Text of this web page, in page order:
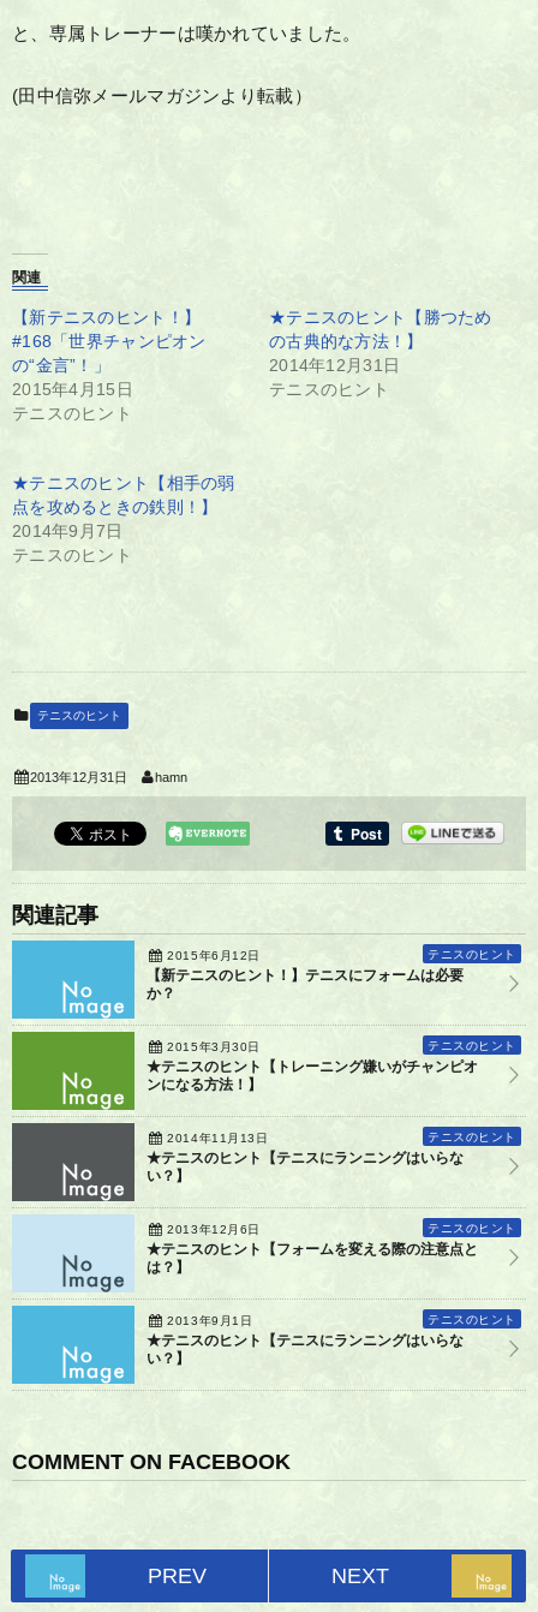
と、専属トレーナーは嘆かれていました。
(田中信弥メールマガジンより転載）
関連
【新テニスのヒント！】
#168「世界チャンピオン
の“金言”！」
2015年4月15日
テニスのヒント
★テニスのヒント【勝つため
の古典的な方法！】
2014年12月31日
テニスのヒント
★テニスのヒント【相手の弱
点を攻めるときの鉄則！】
2014年9月7日
テニスのヒント
テニスのヒント
2013年12月31日 hamn
関連記事
2015年6月12日 テニスのヒント
【新テニスのヒント！】テニスにフォームは必要
か？
2015年3月30日 テニスのヒント
★テニスのヒント【トレーニング嫌いがチャンピオ
ンになる方法！】
2014年11月13日 テニスのヒント
★テニスのヒント【テニスにランニングはいらな
い？】
2013年12月6日 テニスのヒント
★テニスのヒント【フォームを変える際の注意点と
は？】
2013年9月1日 テニスのヒント
★テニスのヒント【テニスにランニングはいらな
い？】
COMMENT ON FACEBOOK
PREV NEXT